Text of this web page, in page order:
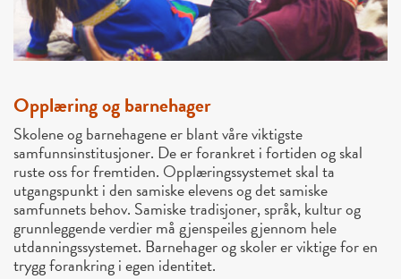
Opplæring og barnehager
Skolene og barnehagene er blant våre viktigste
samfunnsinstitusjoner. De er forankret i fortiden og skal
ruste oss for fremtiden. Opplæringssystemet skal ta
utgangspunkt i den samiske elevens og det samiske
samfunnets behov. Samiske tradisjoner, språk, kultur og
grunnleggende verdier må gjenspeiles gjennom hele
utdanningssystemet. Barnehager og skoler er viktige for en
trygg forankring i egen identitet.